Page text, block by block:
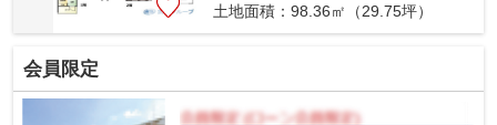
土地面積：98.36㎡（29.75坪）
会員限定